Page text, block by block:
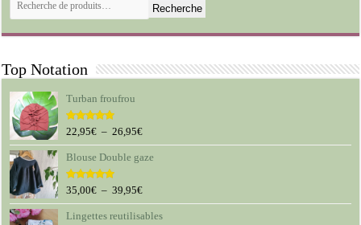
Recherche
Top Notation
Turban froufrou
Note5.00
22,95€ – 26,95€Plage
de
prix :
à
26,95€
Blouse Double gaze
Note5.00
35,00€ – 39,95€Plage
de
prix :
Lingettes reutilisables